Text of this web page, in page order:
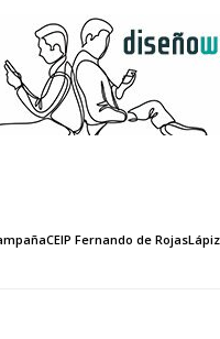
CEIP Fernando de Rojas